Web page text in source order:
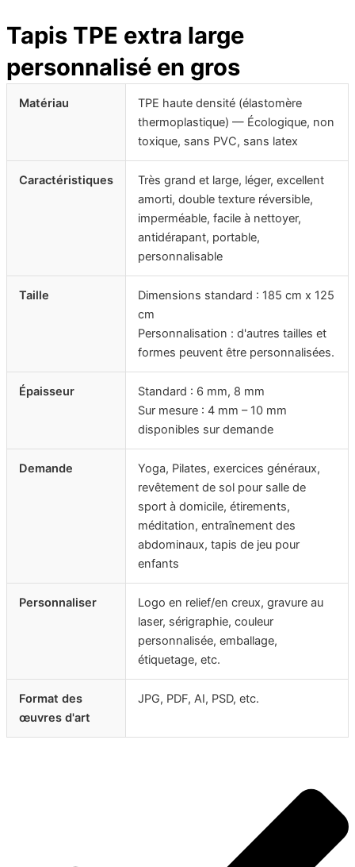
Tapis TPE extra large
personnalisé en gros
Matériau
TPE haute densité (élastomère
thermoplastique) — Écologique, non
toxique, sans PVC, sans latex
Caractéristiques
Très grand et large, léger, excellent
amorti, double texture réversible,
imperméable, facile à nettoyer,
antidérapant, portable,
personnalisable
Taille
Dimensions standard : 185 cm x 125
cm
Personnalisation : d'autres tailles et
formes peuvent être personnalisées.
Épaisseur
Standard : 6 mm, 8 mm
Sur mesure : 4 mm – 10 mm
disponibles sur demande
Demande
Yoga, Pilates, exercices généraux,
revêtement de sol pour salle de
sport à domicile, étirements,
méditation, entraînement des
abdominaux, tapis de jeu pour
enfants
Personnaliser
Logo en relief/en creux, gravure au
laser, sérigraphie, couleur
personnalisée, emballage,
étiquetage, etc.
Format des
œuvres d'art
JPG, PDF, AI, PSD, etc.